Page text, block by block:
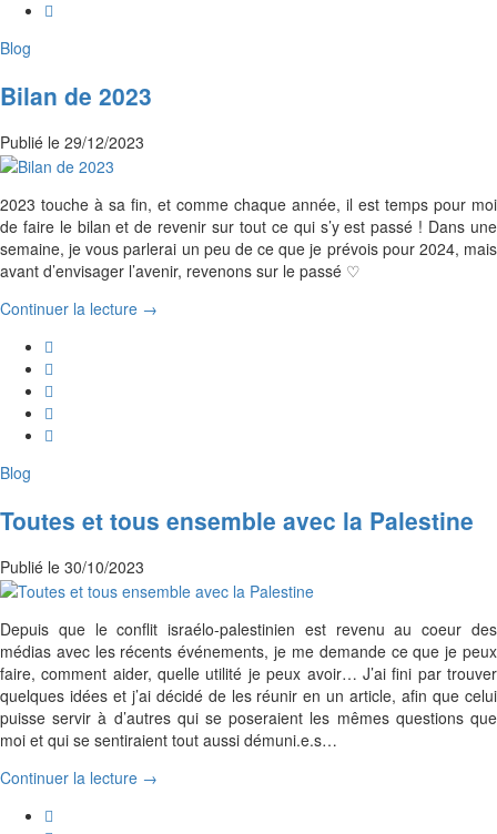
Blog
Bilan de 2023
Publié le 29/12/2023
2023 touche à sa fin, et comme chaque année, il est temps pour moi
de faire le bilan et de revenir sur tout ce qui s’y est passé ! Dans une
semaine, je vous parlerai un peu de ce que je prévois pour 2024, mais
avant d’envisager l’avenir, revenons sur le passé ♡
Continuer la lecture →
Blog
Toutes et tous ensemble avec la Palestine
Publié le 30/10/2023
Depuis que le conflit israélo-palestinien est revenu au coeur des
médias avec les récents événements, je me demande ce que je peux
faire, comment aider, quelle utilité je peux avoir… J’ai fini par trouver
quelques idées et j’ai décidé de les réunir en un article, afin que celui
puisse servir à d’autres qui se poseraient les mêmes questions que
moi et qui se sentiraient tout aussi démuni.e.s…
Continuer la lecture →